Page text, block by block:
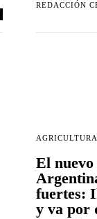
REDACCIÓN
AGRICULTURA
El nuevo
fuertes:
y va por